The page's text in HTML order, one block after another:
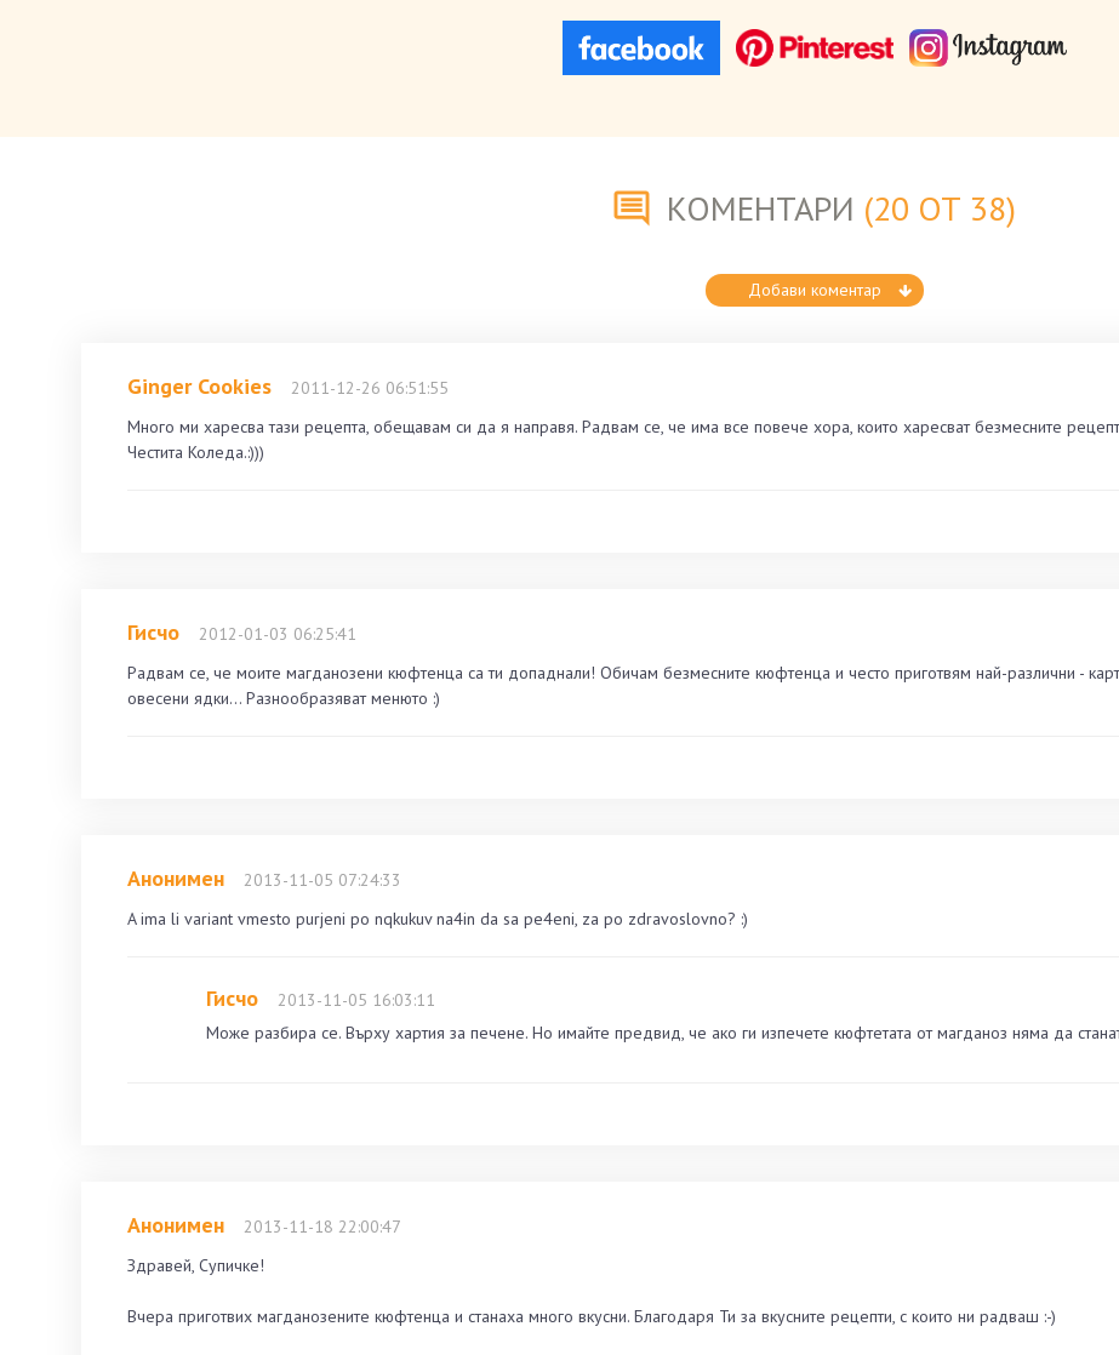
КОМЕНТАРИ (20 ОТ 38)
Добави коментар
Ginger Cookies
2011-12-26 06:51:55
Много ми харесва тази рецепта, обещавам си да я направя. Радвам се, че има все повече хора, които харесват безмесните
Честита Коледа.:)))
Гисчо
2012-01-03 06:25:41
Радвам се, че моите магданозени кюфтенца са ти допаднали! Обичам безмесните кюфтенца и често приготвям най-различни -
овесени ядки... Разнообразяват менюто :)
Анонимен
2013-11-05 07:24:33
A ima li variant vmesto purjeni po nqkukuv na4in da sa pe4eni, za po zdravoslovno? :)
Гисчо
2013-11-05 16:03:11
Може разбира се. Върху хартия за печене. Но имайте предвид, че ако ги изпечете кюфтетата от магданоз няма да станат
Анонимен
2013-11-18 22:00:47
Здравей, Супичке!
Вчера приготвих магданозените кюфтенца и станаха много вкусни. Благодаря Ти за вкусните рецепти, с които ни радваш :-)